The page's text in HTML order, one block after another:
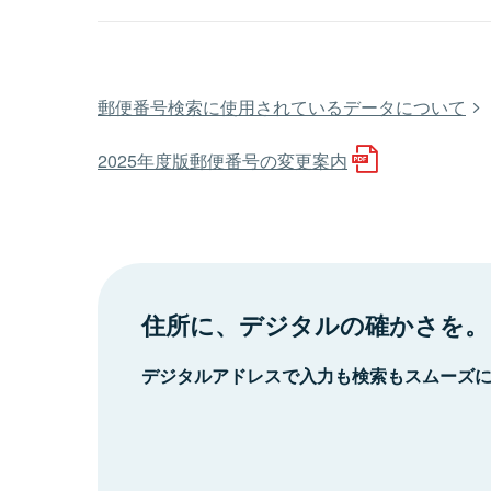
郵便番号検索に使用されているデータについて
2025年度版郵便番号の変更案内
住所に、デジタルの確かさを。
デジタルアドレスで入力も検索もスムーズ